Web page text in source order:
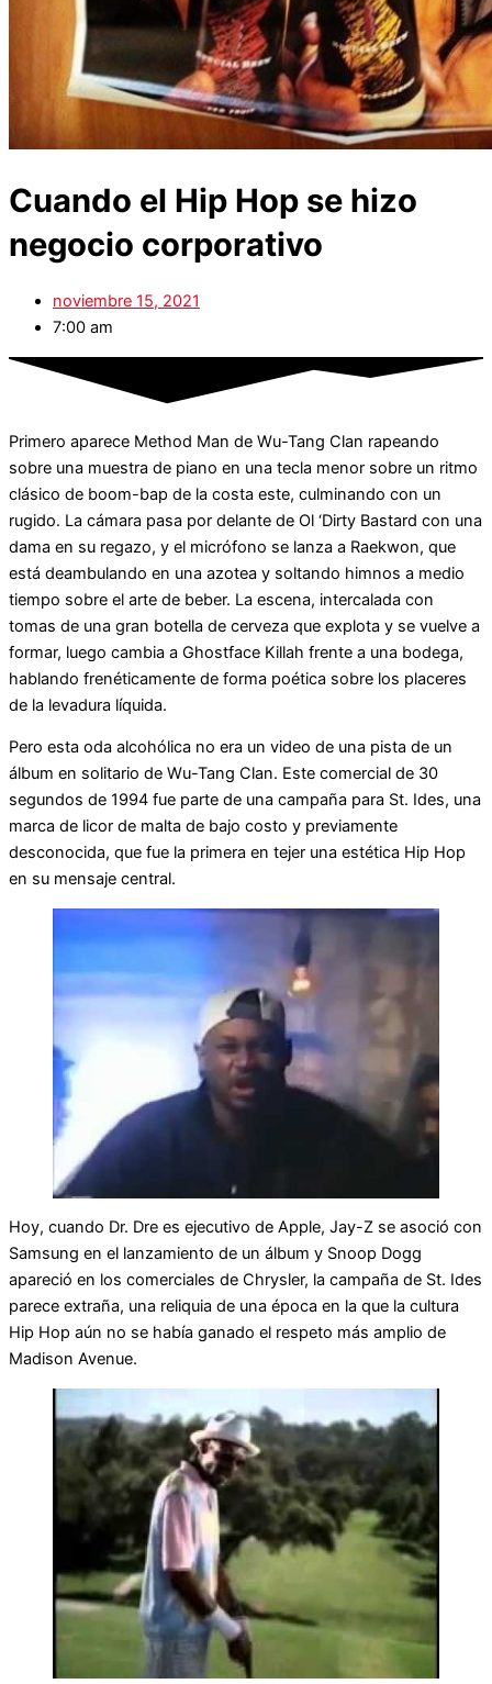
Cuando el Hip Hop se hizo
negocio corporativo
noviembre 15, 2021
7:00 am
Primero aparece Method Man de Wu-Tang Clan rapeando
sobre una muestra de piano en una tecla menor sobre un ritmo
clásico de boom-bap de la costa este, culminando con un
rugido. La cámara pasa por delante de Ol ‘Dirty Bastard con una
dama en su regazo, y el micrófono se lanza a Raekwon, que
está deambulando en una azotea y soltando himnos a medio
tiempo sobre el arte de beber. La escena, intercalada con
tomas de una gran botella de cerveza que explota y se vuelve a
formar, luego cambia a Ghostface Killah frente a una bodega,
hablando frenéticamente de forma poética sobre los placeres
de la levadura líquida.
Pero esta oda alcohólica no era un video de una pista de un
álbum en solitario de Wu-Tang Clan. Este comercial de 30
segundos de 1994 fue parte de una campaña para St. Ides, una
marca de licor de malta de bajo costo y previamente
desconocida, que fue la primera en tejer una estética Hip Hop
en su mensaje central.
Hoy, cuando Dr. Dre es ejecutivo de Apple, Jay-Z se asoció con
Samsung en el lanzamiento de un álbum y Snoop Dogg
apareció en los comerciales de Chrysler, la campaña de St. Ides
parece extraña, una reliquia de una época en la que la cultura
Hip Hop aún no se había ganado el respeto más amplio de
Madison Avenue.